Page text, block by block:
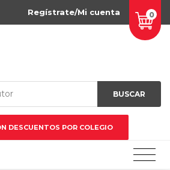
0
Regístrate/Mi cuenta
BUSCAR
DESCUENTOS POR COLEGIO